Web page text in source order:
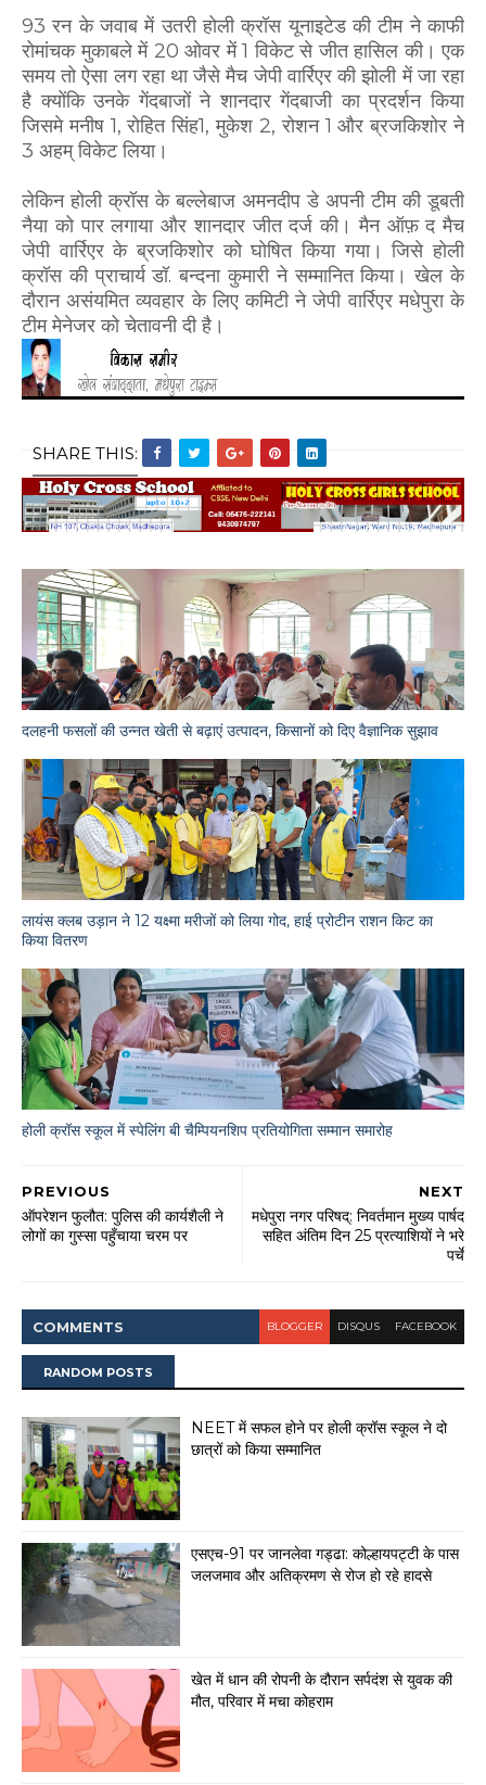
93 रन के जवाब में उतरी होली क्रॉस यूनाइटेड की टीम ने काफी
रोमांचक मुकाबले में 20 ओवर में 1 विकेट से जीत हासिल की। एक
समय तो ऐसा लग रहा था जैसे मैच जेपी वार्रिएर की झोली में जा रहा
है क्योंकि उनके गेंदबाजों ने शानदार गेंदबाजी का प्रदर्शन किया
जिसमे मनीष 1, रोहित सिंह1, मुकेश 2, रोशन 1 और ब्रजकिशोर ने
3 अहम् विकेट लिया।
लेकिन होली क्रॉस के बल्लेबाज अमनदीप डे अपनी टीम की डूबती
नैया को पार लगाया और शानदार जीत दर्ज की। मैन ऑफ़ द मैच
जेपी वार्रिएर के ब्रजकिशोर को घोषित किया गया। जिसे होली
क्रॉस की प्राचार्य डॉ. बन्दना कुमारी ने सम्मानित किया। खेल के
दौरान असंयमित व्यवहार के लिए कमिटी ने जेपी वार्रिएर मधेपुरा के
टीम मेनेजर को चेतावनी दी है।
SHARE THIS:
दलहनी फसलों की उन्नत खेती से बढ़ाएं उत्पादन, किसानों को दिए वैज्ञानिक सुझाव
लायंस क्लब उड़ान ने 12 यक्ष्मा मरीजों को लिया गोद, हाई प्रोटीन राशन किट का
किया वितरण
होली क्रॉस स्कूल में स्पेलिंग बी चैम्पियनशिप प्रतियोगिता सम्मान समारोह
NEXT
मधेपुरा नगर परिषद्: निवर्तमान मुख्य पार्षद
सहित अंतिम दिन 25 प्रत्याशियों ने भरे
पर्चे
PREVIOUS
ऑपरेशन फुलौत: पुलिस की कार्यशैली ने
लोगों का गुस्सा पहुँचाया चरम पर
COMMENTS BLOGGER DISQUS FACEBOOK
RANDOM POSTS
NEET में सफल होने पर होली क्रॉस स्कूल ने दो
छात्रों को किया सम्मानित
एसएच-91 पर जानलेवा गड्ढा: कोल्हायपट्टी के पास
जलजमाव और अतिक्रमण से रोज हो रहे हादसे
खेत में धान की रोपनी के दौरान सर्पदंश से युवक की
मौत, परिवार में मचा कोहराम